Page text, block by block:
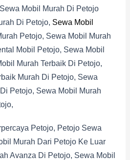
Mobil Murah Di Petojo
Di Petojo, Sewa Mobil
Petojo, Sewa Mobil Murah
Mobil Petojo, Sewa Mobil
Murah Terbaik Di Petojo,
Murah Di Petojo, Sewa
Petojo, Sewa Mobil Murah
Petojo, Petojo Sewa
Murah Dari Petojo Ke Luar
Avanza Di Petojo, Sewa Mobil